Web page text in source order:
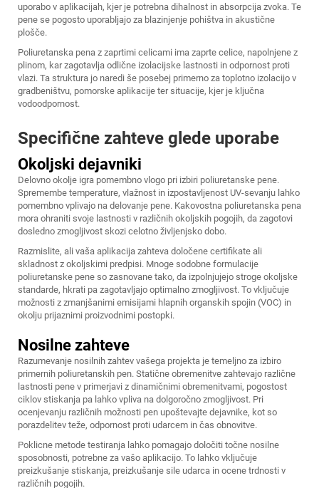
uporabo v aplikacijah, kjer je potrebna dihalnost in absorpcija zvoka. Te
pene se pogosto uporabljajo za blazinjenje pohištva in akustične
plošče.
Poliuretanska pena z zaprtimi celicami ima zaprte celice, napolnjene z
plinom, kar zagotavlja odlične izolacijske lastnosti in odpornost proti
vlazi. Ta struktura jo naredi še posebej primerno za toplotno izolacijo v
gradbeništvu, pomorske aplikacije ter situacije, kjer je ključna
vodoodpornost.
Specifične zahteve glede uporabe
Okoljski dejavniki
Delovno okolje igra pomembno vlogo pri izbiri poliuretanske pene.
Spremembe temperature, vlažnost in izpostavljenost UV-sevanju lahko
pomembno vplivajo na delovanje pene. Kakovostna poliuretanska pena
mora ohraniti svoje lastnosti v različnih okoljskih pogojih, da zagotovi
dosledno zmogljivost skozi celotno življenjsko dobo.
Razmislite, ali vaša aplikacija zahteva določene certifikate ali
skladnost z okoljskimi predpisi. Mnoge sodobne formulacije
poliuretanske pene so zasnovane tako, da izpolnjujejo stroge okoljske
standarde, hkrati pa zagotavljajo optimalno zmogljivost. To vključuje
možnosti z zmanjšanimi emisijami hlapnih organskih spojin (VOC) in
okolju prijaznimi proizvodnimi postopki.
Nosilne zahteve
Razumevanje nosilnih zahtev vašega projekta je temeljno za izbiro
primernih poliuretanskih pen. Statične obremenitve zahtevajo različne
lastnosti pene v primerjavi z dinamičnimi obremenitvami, pogostost
ciklov stiskanja pa lahko vpliva na dolgoročno zmogljivost. Pri
ocenjevanju različnih možnosti pen upoštevajte dejavnike, kot so
porazdelitev teže, odpornost proti udarcem in čas obnovitve.
Poklicne metode testiranja lahko pomagajo določiti točne nosilne
sposobnosti, potrebne za vašo aplikacijo. To lahko vključuje
preizkušanje stiskanja, preizkušanje sile udarca in ocene trdnosti v
različnih pogojih.